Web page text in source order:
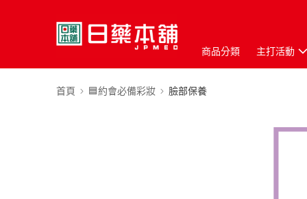
商品分類 主打活動
首頁 🟦約會必備彩妝 臉部保養